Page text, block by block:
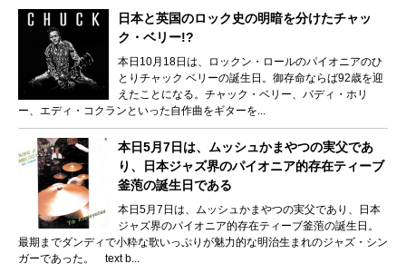
日本と英国のロック史の明暗を分けたチャッ
ク・ベリー!?
本日10月18日は、ロックン・ロールのパイオニアのひ
とりチャック ベリーの誕生日。御存命ならば92歳を迎
えたことになる。チャック・ベリー、バディ・ホリ
ー、エディ・コクランといった自作曲をギターを...
本日5月7日は、ムッシュかまやつの実父であ
り、日本ジャズ界のパイオニア的存在ティーブ
釜萢の誕生日である
本日5月7日は、ムッシュかまやつの実父であり、日本
ジャズ界のパイオニア的存在ティーブ釜萢の誕生日。
最期までダンディで小粋な歌いっぷりが魅力的な明治生まれのジャズ・シン
ガーであった。 text b...